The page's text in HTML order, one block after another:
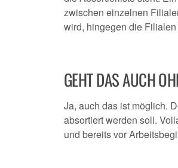
zwischen einzelnen
wird, hingegen die
GEHT DAS AUCH
Ja, auch das ist möglich.
absortiert werden soll.
und bereits vor